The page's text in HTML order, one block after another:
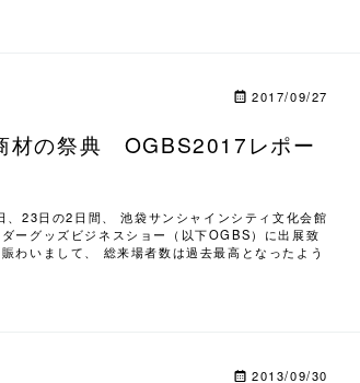
2017/09/27
材の祭典 OGBS2017レポー
、23日の2日間、 池袋サンシャインシティ文化会館
ーグッズビジネスショー（以下OGBS）に出展致
わいまして、 総来場者数は過去最高となったよう
2013/09/30